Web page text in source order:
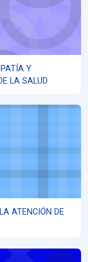
Y
LA SALUD
ATENCIÓN DE
ATENCIÓN DE
Cambio Climático